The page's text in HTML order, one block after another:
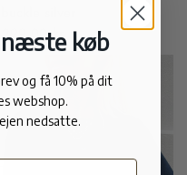
kr
næste køb
og få 10% på dit
webshop.
nedsatte.